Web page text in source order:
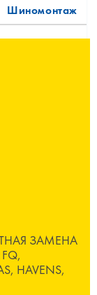
Шиномонтаж
ЗАМЕНА
HAVENS,